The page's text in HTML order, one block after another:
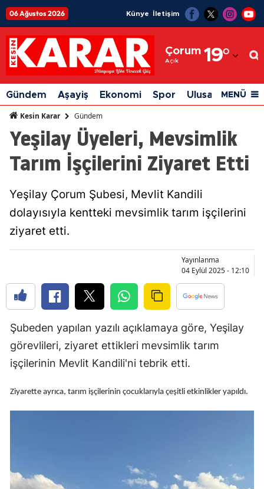
06 Ağustos 2026 Künye İletişim
Çorum
Açık 19°
Adıyaman
Afyonkarahisar
Ağrı
Amasya
Ankara
Balıkesir
Bilecik
Bingöl
Bitlis
Bolu
Bursa
Çorum
Gündem Aşayiş Ekonomi Spor Ulusal Siyaset
MENÜ
Kesin Karar Gündem
Yeşilay Üyeleri, Mevsimlik
Tarım İşçilerini Ziyaret Etti
Yeşilay Çorum Şubesi, Mevlit Kandili
dolayısıyla kentteki mevsimlik tarım işçilerini
ziyaret etti.
Yayınlanma
04 Eylül 2025 - 12:10
Şubeden yapılan yazılı açıklamaya göre, Yeşilay
görevlileri, ziyaret ettikleri mevsimlik tarım
işçilerinin Mevlit Kandili'ni tebrik etti.
Ziyarette ayrıca, tarım işçilerinin çocuklarıyla çeşitli etkinlikler yapıldı.​​​​​​​